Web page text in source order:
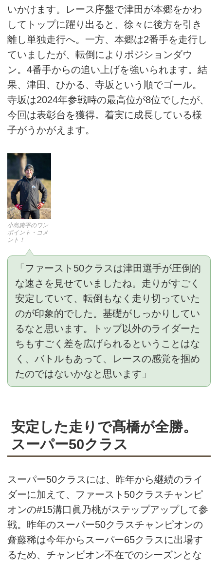
いかけます。レース序盤で津田が本郷をかわ
してトップに躍り出ると、徐々に後方を引き
離し単独走行へ。一方、本郷は2番手を走行し
ていましたが、転倒によりポジションダウ
ン。4番手からの追い上げを強いられます。結
果、津田、ひかる、寺坂という順でゴール。
寺坂は2024年参戦時の最高位が8位でしたが、
今回は表彰台を獲得。着実に成長している様
子がうかがえます。
小島庸平のワン
ポイント・コメ
ント！
「ファースト50クラスは津田選手が圧倒的
な速さを見せていましたね。走りがすごく
安定していて、転倒もなく走り切っていた
のが印象的でした。基礎がしっかりしてい
るなと思います。トップ以外のライダーた
ちもすごく差を広げられるということはな
く、バトルもあって、レースの感覚を掴め
たのではないかなと思います」
安定した走りで髙橋が全勝。
スーパー50クラス
スーパー50クラスには、昨年から継続のライ
ダーに加えて、ファースト50クラスチャンピ
オンの#15溝口眞乃桃がステップアップして参
戦。昨年のスーパー50クラスチャンピオンの
齋藤稀は今年からスーパー65クラスに出場す
るため、チャンピオン不在でのシーズンとな